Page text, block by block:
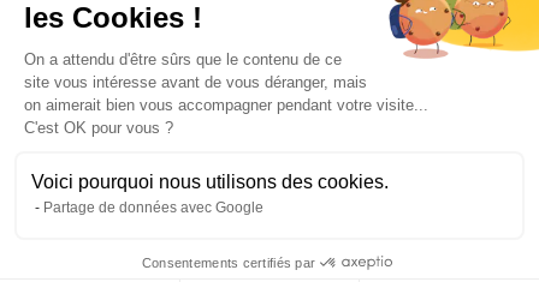
les Cookies !
On a attendu d'être sûrs que le contenu de ce
site vous intéresse avant de vous déranger, mais
on aimerait bien vous accompagner pendant votre visite...
C'est OK pour vous ?
Voici pourquoi nous utilisons des cookies.
Partage de données avec Google
Consentements certifiés par
Parcours spirituels
Les groupes et paroisses
Mentions légales